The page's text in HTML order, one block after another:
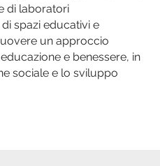
di laboratori
spazi educativi e
un approccio
e benessere, in
sociale e lo sviluppo